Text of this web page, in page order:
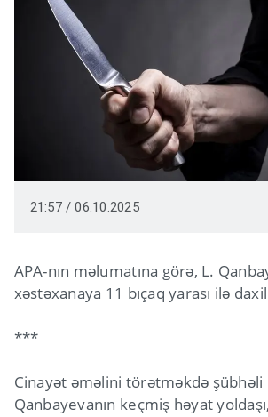
21:57 / 06.10.2025
APA-nın məlumatına görə, L.
xəstəxanaya 11 bıçaq yarası ilə
***
Cinayət əməlini törətməkdə
Qanbayevanın keçmiş həyat